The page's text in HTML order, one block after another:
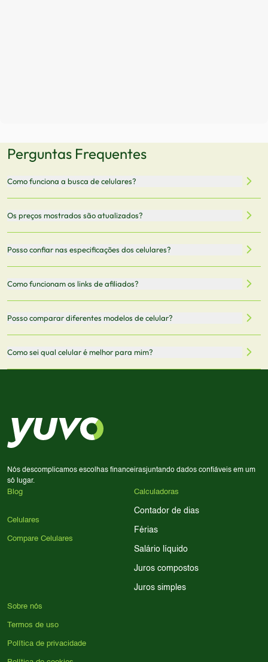
Perguntas Frequentes
Como funciona a busca de celulares?
armazenamento, memória RAM, bateria e conectividade
5G.
Os preços mostrados são atualizados?
vendedor antes de finalizar sua compra.
Posso confiar nas especificações dos celulares?
informações mais recentes de cada modelo.
Como funcionam os links de afiliados?
comissão sem custo adicional para você.
Posso comparar diferentes modelos de celular?
Sim! Você pode selecionar até 3 celulares para comparar
Como sei qual celular é melhor para mim?
processador e bateria são essenciais. Use nossos filtros
para encontrar o celular ideal.
Nós descomplicamos escolhas financeirasjuntando dados confiáveis em um
só lugar.
Blog
Celulares
Compare Celulares
Calculadoras
Contador de dias
Férias
Salário líquido
Juros compostos
Juros simples
Sobre nós
Termos de uso
Política de privacidade